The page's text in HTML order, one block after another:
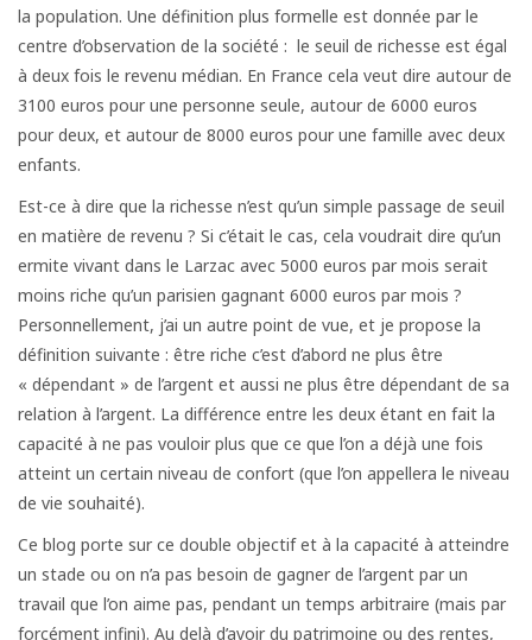
la population. Une définition plus formelle est donnée par le
centre d’observation de la société : le seuil de richesse est égal
à deux fois le revenu médian. En France cela veut dire autour de
3100 euros pour une personne seule, autour de 6000 euros
pour deux, et autour de 8000 euros pour une famille avec deux
enfants.
Est-ce à dire que la richesse n’est qu’un simple passage de seuil
en matière de revenu ? Si c’était le cas, cela voudrait dire qu’un
ermite vivant dans le Larzac avec 5000 euros par mois serait
moins riche qu’un parisien gagnant 6000 euros par mois ?
Personnellement, j’ai un autre point de vue, et je propose la
définition suivante : être riche c’est d’abord ne plus être
« dépendant » de l’argent et aussi ne plus être dépendant de sa
relation à l’argent. La différence entre les deux étant en fait la
capacité à ne pas vouloir plus que ce que l’on a déjà une fois
atteint un certain niveau de confort (que l’on appellera le niveau
de vie souhaité).
Ce blog porte sur ce double objectif et à la capacité à atteindre
un stade ou on n’a pas besoin de gagner de l’argent par un
travail que l’on aime pas, pendant un temps arbitraire (mais par
forcément infini). Au delà d’avoir du patrimoine ou des rentes,